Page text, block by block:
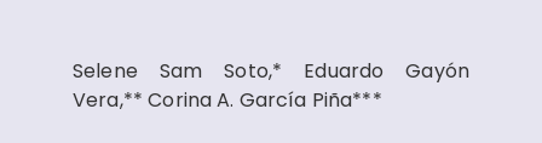
Selene Sam Soto,* Eduardo Gayón
Vera,** Corina A. García Piña***